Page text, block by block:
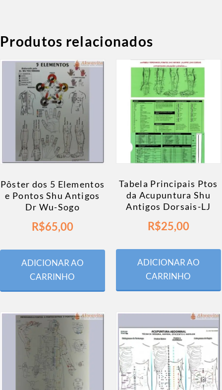
Produtos relacionados
Pôster dos 5 Elementos
e Pontos Shu Antigos
Dr Wu-Sogo
R$65,00
ADICIONAR AO
CARRINHO
Tabela Principais Ptos
da Acupuntura Shu
Antigos Dorsais-LJ
R$25,00
ADICIONAR AO
CARRINHO